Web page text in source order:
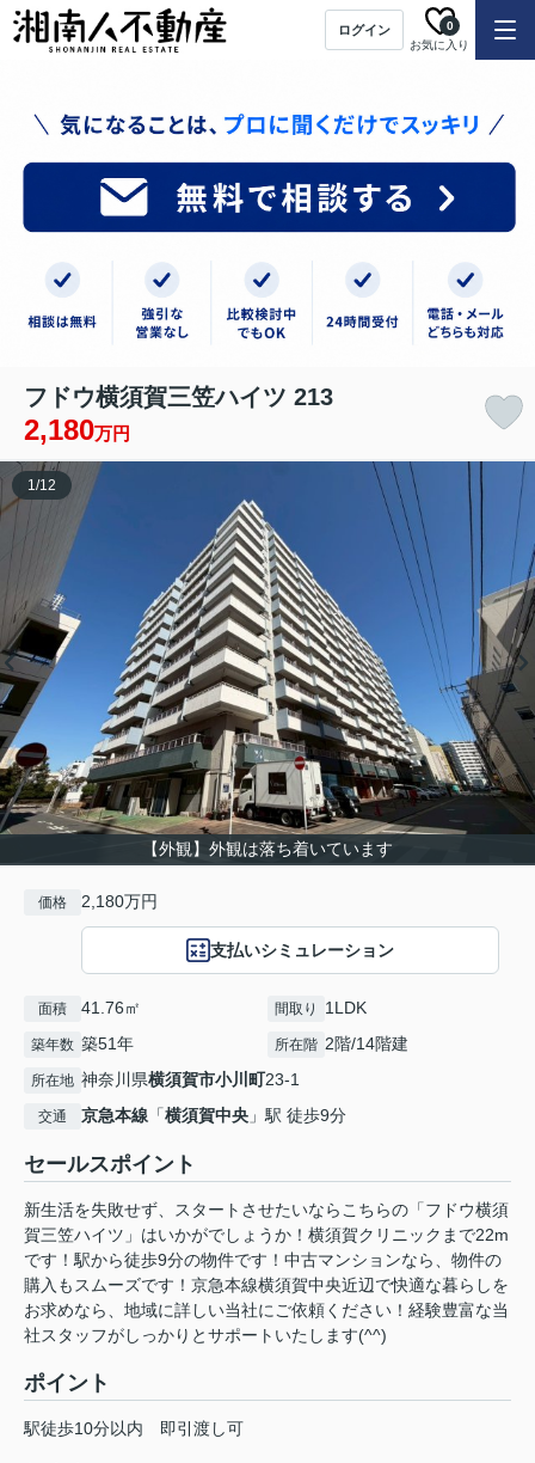
ログイン
お気に入り
0
フドウ横須賀三笠ハイツ 213
2,180万円
【外観】外観は落ち着いています
1/12
価格 2,180万円
支払いシミュレーション
面積 41.76㎡ 間取り 1LDK
築年数 築51年 所在階 2階/14階建
所在地 神奈川県横須賀市小川町23-1
交通 京急本線 「横須賀中央 」駅 徒歩9分
セールスポイント
新生活を失敗せず、スタートさせたいならこちらの「フドウ横須
賀三笠ハイツ」はいかがでしょうか！横須賀クリニックまで22m
です！駅から徒歩9分の物件です！中古マンションなら、物件の
購入もスムーズです！京急本線横須賀中央近辺で快適な暮らしを
お求めなら、地域に詳しい当社にご依頼ください！経験豊富な当
社スタッフがしっかりとサポートいたします(^^)
ポイント
駅徒歩10分以内 即引渡し可